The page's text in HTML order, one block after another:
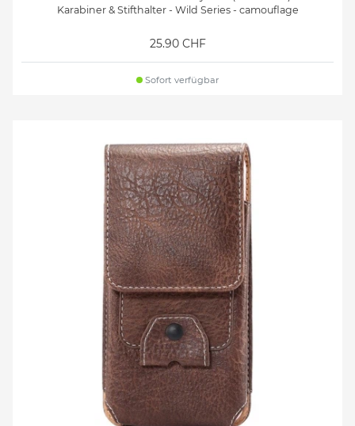
Karabiner & Stifthalter - Wild Series - camouflage
25.90 CHF
Sofort verfügbar